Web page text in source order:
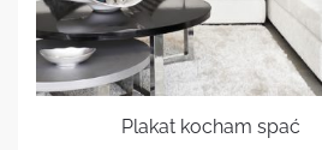
Plakat kocham spać